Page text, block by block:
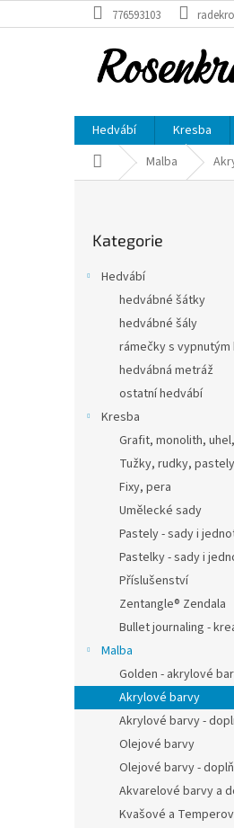
na
776593103
Hedvábí Kresba
Domů Malba
kategorie
Kategorie
Hedvábí
hedvábné šátky
hedvábné šály
rámečky s vypnutým
hedvábná metráž
ostatní hedvábí
Kresba
Grafit, monolith, uhel,
Tužky, rudky,
Fixy, pera
Umělecké sady
Pastely - sady i
Pastelky - sady i
Příslušenství
Zentangle® Zendala
Bullet journaling -
Malba
Golden - akrylové
Akrylové barvy
Akrylové barvy -
Olejové barvy
Olejové barvy -
Akvarelové barvy a
Kvašové a